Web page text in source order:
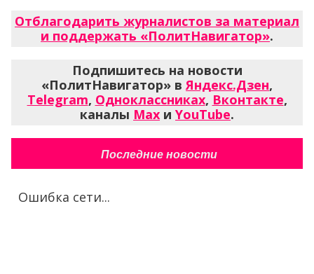
Отблагодарить журналистов за материал
и поддержать «ПолитНавигатор».
Подпишитесь на новости
«ПолитНавигатор» вЯндекс.Дзен,
Telegram, Одноклассниках, Вконтакте,
каналы Max и YouTube.
Последние новости
Ошибка сети...